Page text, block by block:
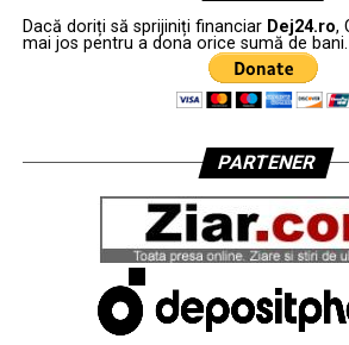
Dacă doriți să sprijiniți financiar Dej24.ro,
mai jos pentru a dona orice sumă de bani.
PARTENER